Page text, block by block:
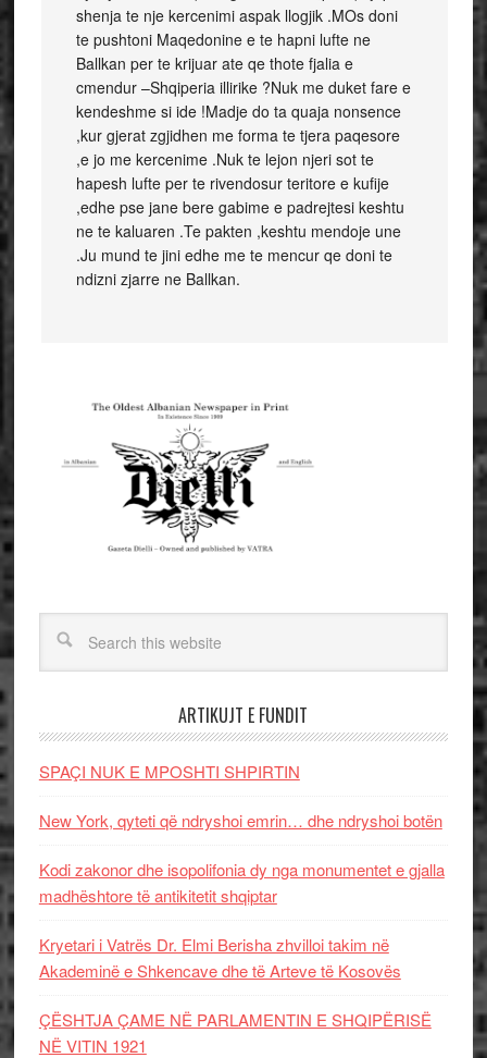
shenja te nje kercenimi aspak llogjik .MOs doni
te pushtoni Maqedonine e te hapni lufte ne
Ballkan per te krijuar ate qe thote fjalia e
cmendur –Shqiperia illirike ?Nuk me duket fare e
kendeshme si ide !Madje do ta quaja nonsence
,kur gjerat zgjidhen me forma te tjera paqesore
,e jo me kercenime .Nuk te lejon njeri sot te
hapesh lufte per te rivendosur teritore e kufije
,edhe pse jane bere gabime e padrejtesi keshtu
ne te kaluaren .Te pakten ,keshtu mendoje une
.Ju mund te jini edhe me te mencur qe doni te
ndizni zjarre ne Ballkan.
ARTIKUJT E FUNDIT
SPAÇI NUK E MPOSHTI SHPIRTIN
New York, qyteti që ndryshoi emrin… dhe ndryshoi botën
Kodi zakonor dhe isopolifonia dy nga monumentet e gjalla
madhështore të antikitetit shqiptar
Kryetari i Vatrës Dr. Elmi Berisha zhvilloi takim në
Akademinë e Shkencave dhe të Arteve të Kosovës
ÇËSHTJA ÇAME NË PARLAMENTIN E SHQIPËRISË
NË VITIN 1921